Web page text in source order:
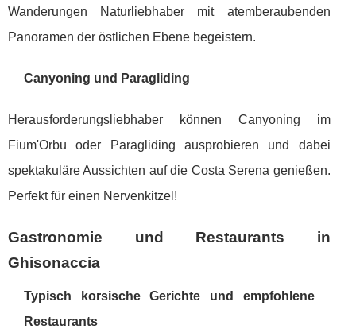
Wanderungen Naturliebhaber mit atemberaubenden
Panoramen der östlichen Ebene begeistern.
Canyoning und Paragliding
Herausforderungsliebhaber können Canyoning im
Fium'Orbu oder Paragliding ausprobieren und dabei
spektakuläre Aussichten auf die Costa Serena genießen.
Perfekt für einen Nervenkitzel!
Gastronomie und Restaurants in
Ghisonaccia
Typisch korsische Gerichte und empfohlene
Restaurants